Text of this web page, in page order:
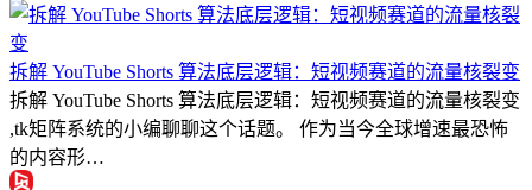
拆解 YouTube Shorts 算法底层逻辑：短视频赛道的流量核裂变
拆解 YouTube Shorts 算法底层逻辑：短视频赛道的流量核裂变
,tk矩阵系统的小编聊聊这个话题。 作为当今全球增速最恐怖
的内容形…